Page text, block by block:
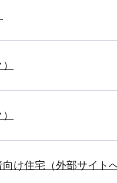
け住宅（外部サイト